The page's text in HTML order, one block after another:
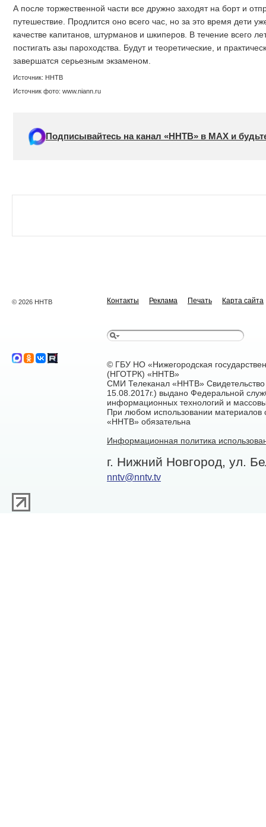
А после торжественной части все дружно заходят на борт и
путешествие. Продлится оно всего час, но за это время дети
качестве капитанов, штурманов и шкиперов. В течение всего
постигать азы пароходства. Будут и теоретические, и
завершатся серьезным экзаменом.
Источник: ННТВ
Источник фото: www.niann.ru
Подписывайтесь на канал «ННТВ» в МАХ и
© 2026 ННТВ Контакты Реклама Печать Карта сайта
© ГБУ НО «Нижегородская
(НГОТРК) «ННТВ»
СМИ Телеканал «ННТВ»
15.08.2017г.) выдано Федеральной
информационных технологий и
При любом использовании материалов
«ННТВ» обязательна
Информационная политика
г. Нижний Новгород, ул.
nntv@nntv.tv